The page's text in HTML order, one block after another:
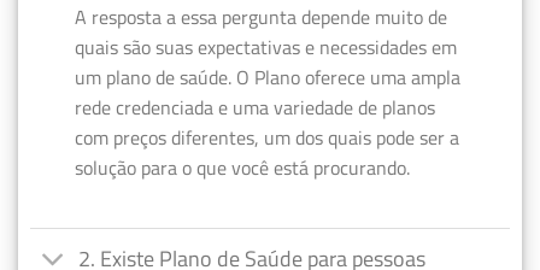
A resposta a essa pergunta depende muito de
quais são suas expectativas e necessidades em
um plano de saúde. O Plano oferece uma ampla
rede credenciada e uma variedade de planos
com preços diferentes, um dos quais pode ser a
solução para o que você está procurando.
2. Existe Plano de Saúde para pessoas